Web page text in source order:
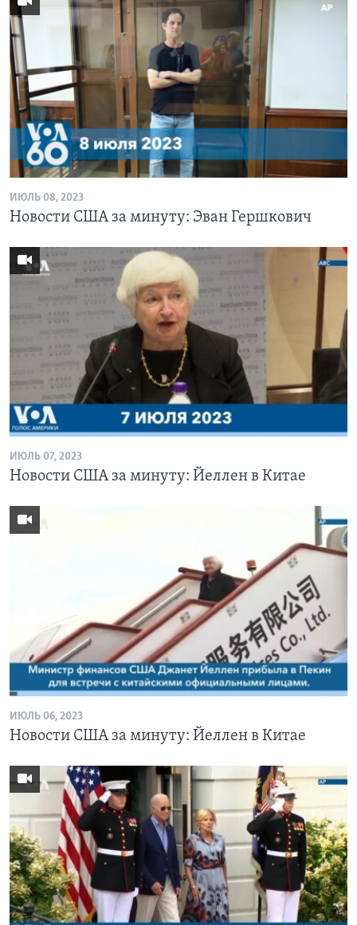
ИЮЛЬ 08, 2023
Новости США за минуту: Эван Гершкович
ИЮЛЬ 07, 2023
Новости США за минуту: Йеллен в Китае
ИЮЛЬ 06, 2023
Новости США за минуту: Йеллен в Китае